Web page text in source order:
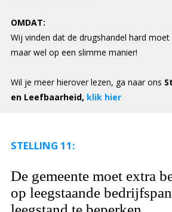
OMDAT:
Wij vinden dat de drugshandel hard
maar wel op een slimme manier!
Wil je meer hierover lezen, ga naar ons
en Leefbaarheid, klik hier
STELLING 11:
De gemeente moet extra
op leegstaande